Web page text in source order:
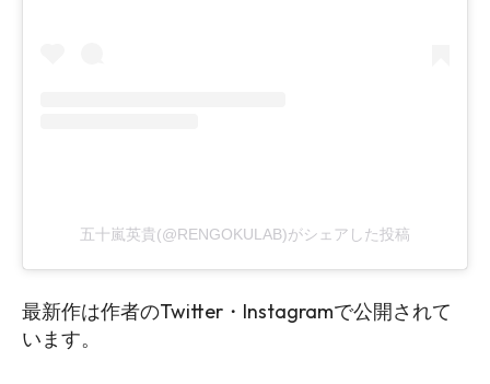
五十嵐英貴(@RENGOKULAB)がシェアした投稿
最新作は作者のTwitter・Instagramで公開されて
います。